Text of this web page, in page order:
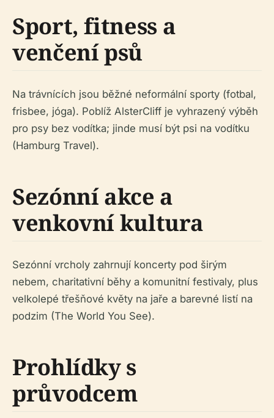
Sport, fitness a
venčení psů
Na trávnících jsou běžné neformální sporty (fotbal,
frisbee, jóga). Poblíž AlsterCliff je vyhrazený výběh
pro psy bez vodítka; jinde musí být psi na vodítku
(Hamburg Travel).
Sezónní akce a
venkovní kultura
Sezónní vrcholy zahrnují koncerty pod širým
nebem, charitativní běhy a komunitní festivaly, plus
velkolepé třešňové květy na jaře a barevné listí na
podzim (The World You See).
Prohlídky s
průvodcem